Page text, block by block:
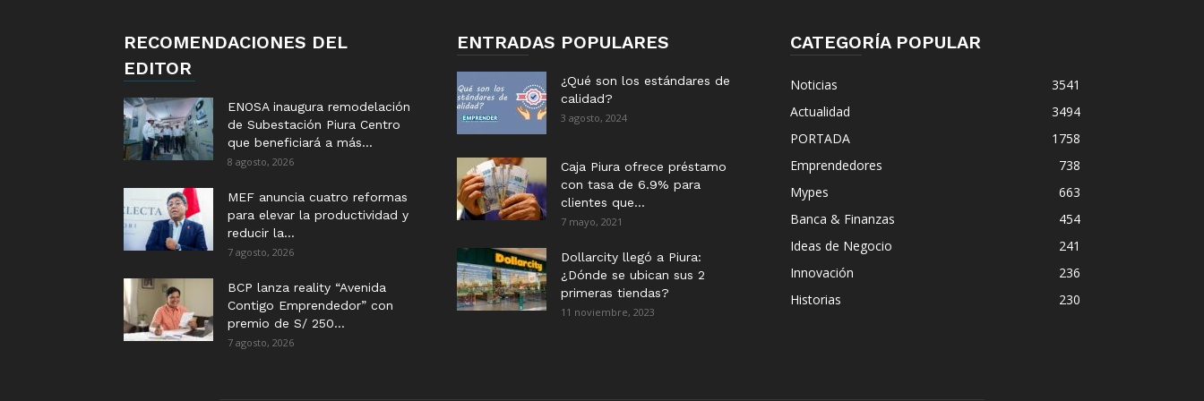
RECOMENDACIONES DEL
EDITOR
ENOSA inaugura remodelación
de Subestación Piura Centro
que beneficiará a más...
8 agosto, 2026
MEF anuncia cuatro reformas
para elevar la productividad y
reducir la...
7 agosto, 2026
BCP lanza reality “Avenida
Contigo Emprendedor” con
premio de S/ 250...
7 agosto, 2026
ENTRADAS POPULARES
¿Qué son los estándares de
calidad?
3 agosto, 2024
Caja Piura ofrece préstamo
con tasa de 6.9% para
clientes que...
7 mayo, 2021
Dollarcity llegó a Piura:
¿Dónde se ubican sus 2
primeras tiendas?
11 noviembre, 2023
CATEGORÍA POPULAR
Noticias
3541
Actualidad
3494
PORTADA
1758
Emprendedores
738
Mypes
663
Banca & Finanzas
454
Ideas de Negocio
241
Innovación
236
Historias
230